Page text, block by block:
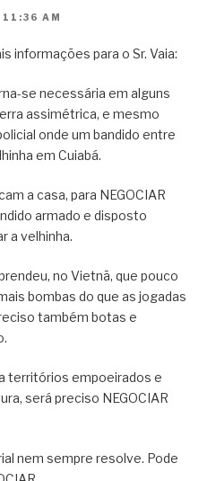
AM
informações para o Sr. Vaia:
se necessária em alguns
assimétrica, e mesmo
onde um bandido entre
em Cuiabá.
a casa, para NEGOCIAR
armado e disposto
a velhinha.
no Vietnã, que pouco
bombas do que as jogadas
também botas e
territórios empoeirados e
será preciso NEGOCIAR
nem sempre resolve. Pode